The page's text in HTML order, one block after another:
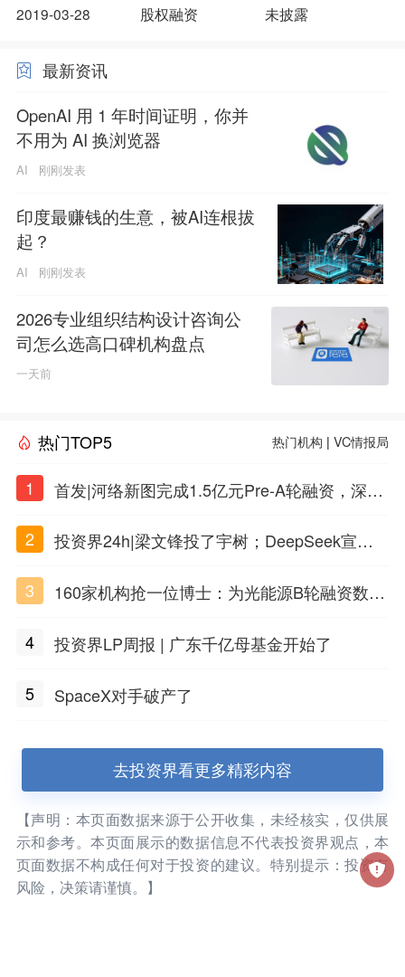
2019-03-28 股权融资 未披露
最新资讯
OpenAI 用 1 年时间证明，你并
不用为 AI 换浏览器
AI 刚刚发表
印度最赚钱的生意，被AI连根拔
起？
AI 刚刚发表
2026专业组织结构设计咨询公
司怎么选高口碑机构盘点
一天前
热门TOP5 热门机构 |VC情报局
1
首发|河络新图完成1.5亿元Pre-A轮融资，深耕i
2
投资界24h|梁文锋投了宇树；DeepSeek宣布
3
160家机构抢一位博士：为光能源B轮融资数亿
4
投资界LP周报 | 广东千亿母基金开始了
5 SpaceX对手破产了
去投资界看更多精彩内容
【声明：本页面数据来源于公开收集，未经核实，仅供展
示和参考。本页面展示的数据信息不代表投资界观点，本
页面数据不构成任何对于投资的建议。特别提示：投资有
风险，决策请谨慎。】